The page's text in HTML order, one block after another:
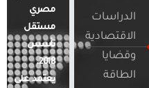
الدراسات
الاقتصادية
وقضايا
الطاقة
مصري
مستقل
تأسس
2018.
يعتمد على